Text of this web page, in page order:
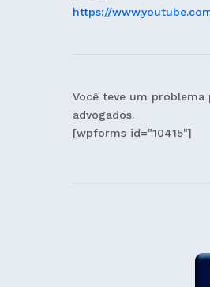
https://
Você teve um
advogados.
[wpforms id="10415"]